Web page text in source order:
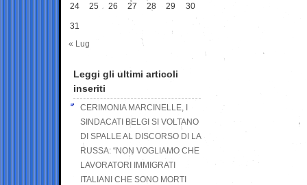
24 25 26 27 28 29 30
31
« Lug
Leggi gli ultimi articoli
inseriti
CERIMONIA MARCINELLE, I
SINDACATI BELGI SI VOLTANO
DI SPALLE AL DISCORSO DI LA
RUSSA: “NON VOGLIAMO CHE
LAVORATORI IMMIGRATI
ITALIANI CHE SONO MORTI